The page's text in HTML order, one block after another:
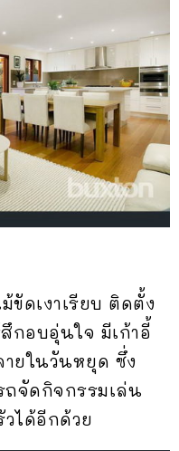
ดเงาเรียบ ติดตั้ง
กอบอุ่นใจ มีเก้าอี้
ยในวันหยุด ซึ่ง
จัดกิจกรรมเล่น
ได้อีกด้วย